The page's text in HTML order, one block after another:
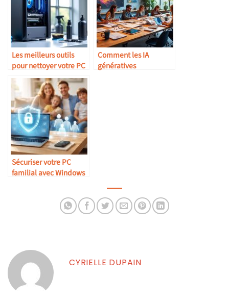
Les meilleurs outils
pour nettoyer votre PC
en profondeur
Comment les IA
génératives
Sécuriser votre PC
familial avec Windows
CYRIELLE DUPAIN